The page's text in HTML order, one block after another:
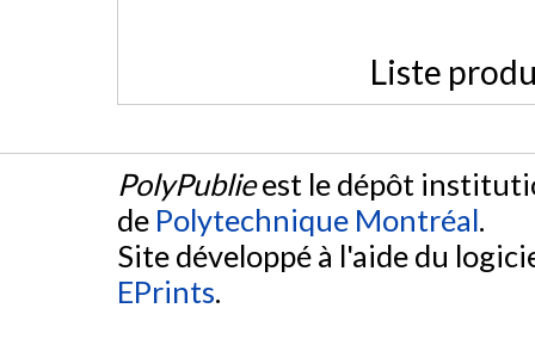
Liste
PolyPublieest le dépôt
de Polytechnique Montréal.
Site développé à l'aide du
EPrints.